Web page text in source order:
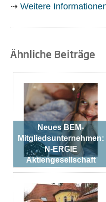
⇢ Weitere
Ähnliche Beiträge
Neues BEM-
Mitgliedsunternehmen:
N-ERGIE
Aktiengesellschaft